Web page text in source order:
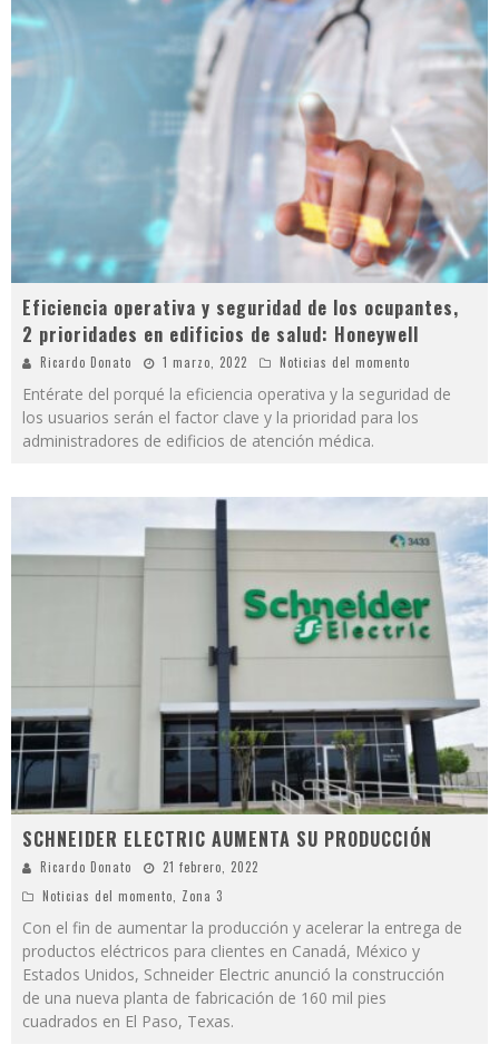
Eficiencia operativa y seguridad de los ocupantes,
2 prioridades en edificios de salud: Honeywell
Ricardo Donato 1 marzo, 2022 Noticias del momento
Entérate del porqué la eficiencia operativa y la seguridad de
los usuarios serán el factor clave y la prioridad para los
administradores de edificios de atención médica.
SCHNEIDER ELECTRIC AUMENTA SU PRODUCCIÓN
Ricardo Donato
21 febrero, 2022
Noticias del momento
Zona 3
Con el fin de aumentar la producción y acelerar la entrega de
productos eléctricos para clientes en Canadá, México y
Estados Unidos, Schneider Electric anunció la construcción
de una nueva planta de fabricación de 160 mil pies
cuadrados en El Paso, Texas.